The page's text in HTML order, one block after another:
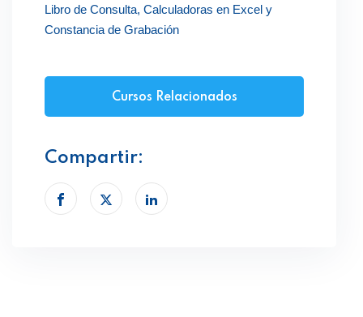
Libro de Consulta, Calculadoras en Excel y
Constancia de Grabación
Cursos Relacionados
Compartir: